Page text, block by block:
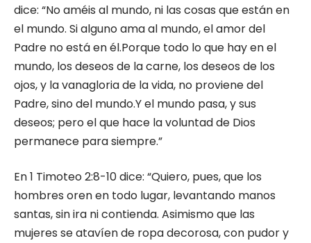
dice: “No améis al mundo, ni las cosas que están en
el mundo. Si alguno ama al mundo, el amor del
Padre no está en él.Porque todo lo que hay en el
mundo, los deseos de la carne, los deseos de los
ojos, y la vanagloria de la vida, no proviene del
Padre, sino del mundo.Y el mundo pasa, y sus
deseos; pero el que hace la voluntad de Dios
permanece para siempre.”
En 1 Timoteo 2:8-10 dice: “Quiero, pues, que los
hombres oren en todo lugar, levantando manos
santas, sin ira ni contienda. Asimismo que las
mujeres se atavíen de ropa decorosa, con pudor y